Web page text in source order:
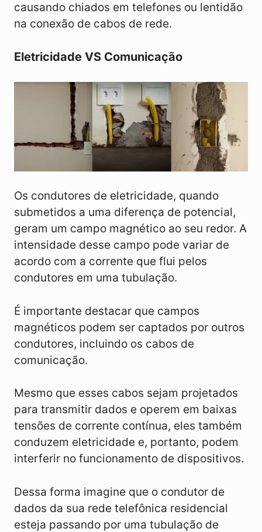
causando chiados em telefones ou lentidão
na conexão de cabos de rede.
Eletricidade VS Comunicação
Os condutores de eletricidade, quando
submetidos a uma diferença de potencial,
geram um campo magnético ao seu redor. A
intensidade desse campo pode variar de
acordo com a corrente que flui pelos
condutores em uma tubulação.
É importante destacar que campos
magnéticos podem ser captados por outros
condutores, incluindo os cabos de
comunicação.
Mesmo que esses cabos sejam projetados
para transmitir dados e operem em baixas
tensões de corrente contínua, eles também
conduzem eletricidade e, portanto, podem
interferir no funcionamento de dispositivos.
Dessa forma imagine que o condutor de
dados da sua rede telefônica residencial
esteja passando por uma tubulação de